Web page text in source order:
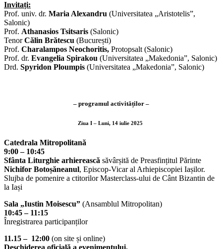
Invitați:
Prof. univ. dr. Maria Alexandru (Universitatea „Aristotelis”,
Salonic)
Prof. Athanasios Tsitsaris (Salonic)
TenorCălin Brătescu (București)
Prof. Charalampos Neochoritis, Protopsalt (Salonic)
Prof. dr. Evangelia Spirakou (Universitatea „Makedonia”, Salonic)
Drd. Spyridon Ploumpis (Universitatea „Makedonia”, Salonic)
– programul activităților –
Ziua I – Luni, 14 iulie 2025
Catedrala Mitropolitană
9:00 – 10:45
Sfânta Liturghie arhierească săvârșită de Preasfințitul Părinte
Nichifor Botoșăneanul, Episcop-Vicar al Arhiepiscopiei Iașilor.
Slujba de pomenire a ctitorilor Masterclass-ului de Cânt Bizantin de
la Iași
Sala „Iustin Moisescu” (Ansamblul Mitropolitan)
10:45 – 11:15
Înregistrarea participanților
11.15 – 12:00 (on site și online)
Deschiderea oficială a evenimentului.